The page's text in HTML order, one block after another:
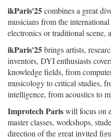
ikParis'25combines a great
musicians from the
electronics or traditional scene,
ikParis'25brings artists,
inventors, DYI enthusiasts
knowledge fields, from
musicology to critical studies,
intelligence, from acoustics to
Improtech Pariswill focus on
master classes, workshops,
direction of the great invited